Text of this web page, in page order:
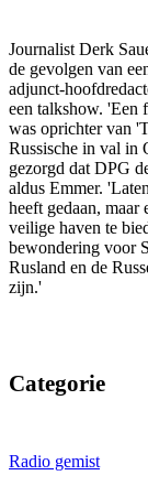
Journalist Derk
de gevolgen van
adjunct-
een talkshow. 'Een
was oprichter van
Russische in val in
gezorgd dat DPG
aldus Emmer.
heeft gedaan, maar
veilige haven te
bewondering voor
Rusland en de
zijn.'
Categorie
Radio gemist